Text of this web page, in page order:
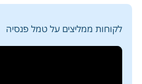
לקוחות ממליצים על טמל פנסיה